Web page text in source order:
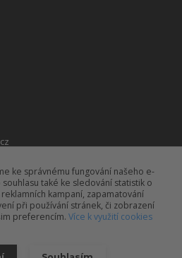
ke správnému fungování našeho e-
také ke sledování statistik o
kampaní, zapamatování
při používání stránek, či zobrazení
preferencím. Více k využití cookies